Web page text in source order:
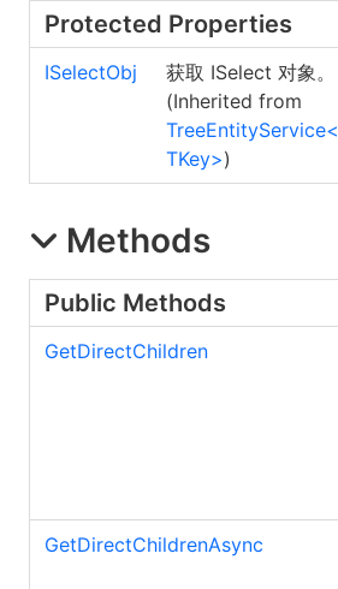
Protected Properties
ISelectObj
获取 ISelect 对象。
(Inherited from
TreeEntityService<
TKey>)
Methods
Public Methods
GetDirectChildren
GetDirectChildrenAsync